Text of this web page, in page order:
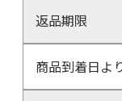
返品期限
商品到着日よ